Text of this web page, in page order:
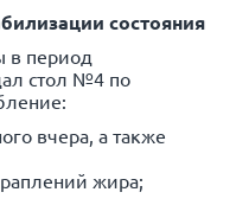
состояния
в период
стол №4 по
вчера, а также
жира;